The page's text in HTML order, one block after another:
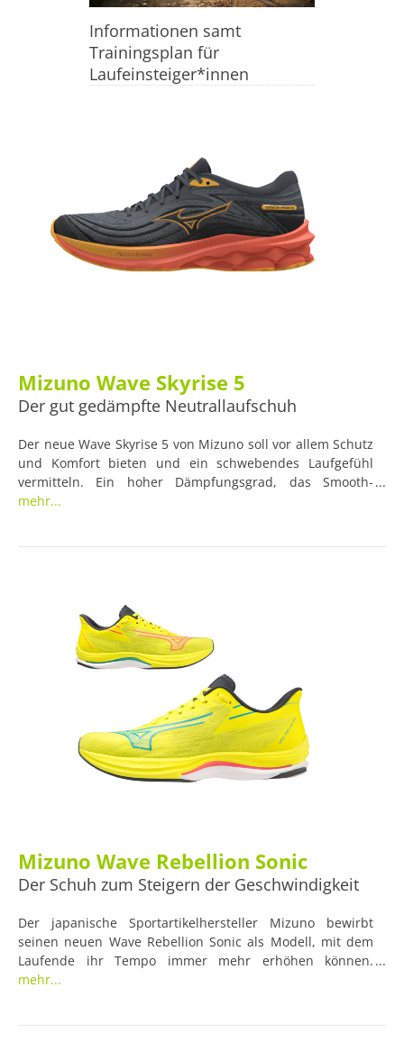
Informationen samt
Trainingsplan für
Laufeinsteiger*innen
Mizuno Wave Skyrise 5
Der gut gedämpfte Neutrallaufschuh
Der neue Wave Skyrise 5 von Mizuno soll vor allem Schutz
und Komfort bieten und ein schwebendes Laufgefühl
vermitteln. Ein hoher Dämpfungsgrad, das Smooth-
Stretch-Woven-Obermaterial sowie verschiedene
mehr...
Mizuno Wave Rebellion Sonic
Der Schuh zum Steigern der Geschwindigkeit
Der japanische Sportartikelhersteller Mizuno bewirbt
seinen neuen Wave Rebellion Sonic als Modell, mit dem
Laufende ihr Tempo immer mehr erhöhen können.
Technologien wie der Mizuno Enerzy Foam und die
mehr...